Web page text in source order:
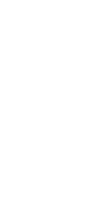
ทฤษฎี
ม 5 วิธี